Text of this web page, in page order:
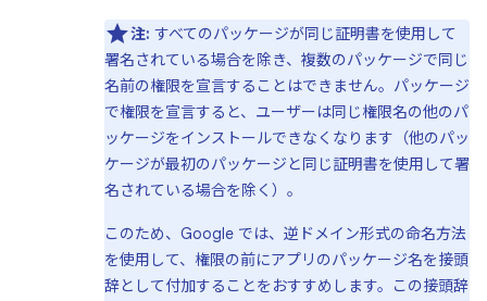
注: すべてのパッケージが同じ証明書を使用して
署名されている場合を除き、複数のパッケージで同じ
名前の権限を宣言することはできません。パッケージ
で権限を宣言すると、ユーザーは同じ権限名の他のパ
ッケージをインストールできなくなります（他のパッ
ケージが最初のパッケージと同じ証明書を使用して署
名されている場合を除く）。
このため、Google では、逆ドメイン形式の命名方法
を使用して、権限の前にアプリのパッケージ名を接頭
辞として付加することをおすすめします。この接頭辞